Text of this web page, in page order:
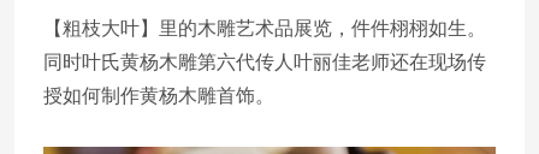
【粗枝大叶】里的木雕艺术品展览，件件栩栩如生。
同时叶氏黄杨木雕第六代传人叶丽佳老师还在现场传
授如何制作黄杨木雕首饰。